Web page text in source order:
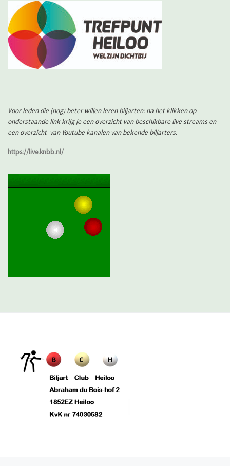
Voor leden die (nog) beter willen leren biljarten: na het klikken op
onderstaande link krijg je een overzicht van beschikbare live streams en
een overzicht van Youtube kanalen van bekende biljarters.
https://live.knbb.nl/